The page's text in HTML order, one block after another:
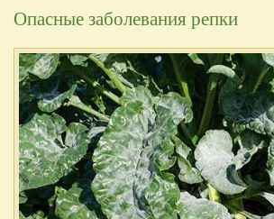
Опасные заболевания репки